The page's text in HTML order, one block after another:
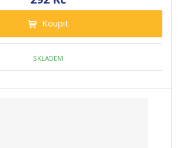
Koupit
SKLADEM